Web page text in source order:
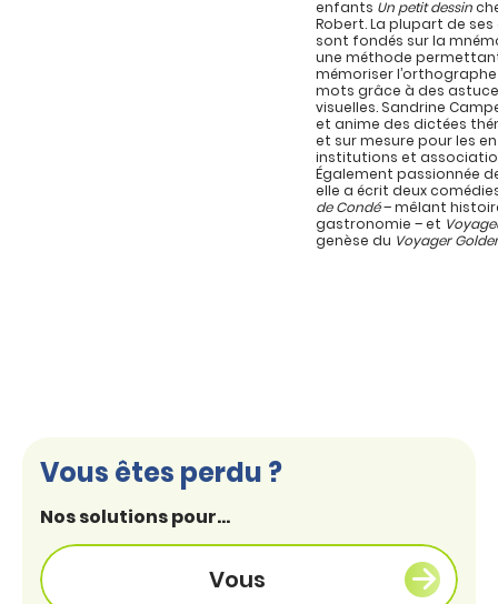
enfants Un petit dessin
Robert. La plupart de
sont fondés sur la
une méthode
mémoriser
mots grâce à des
visuelles. Sandrine
et anime des dictées
et sur mesure pour les
institutions et
Également passionnée
elle a écrit deux
de Condé– mêlant
gastronomie – et
genèse du Voyager
Vous êtes perdu ?
Nos solutions pour...
Vous